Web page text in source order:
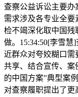
查察公益诉讼主要办
需求涉及各专业全
检不竭深化取中国残
做。15:34:50[李雪
近群众对夸姣糊口需
共享、结合宣传、案
的中国方案”典型案
对查察履职提出了